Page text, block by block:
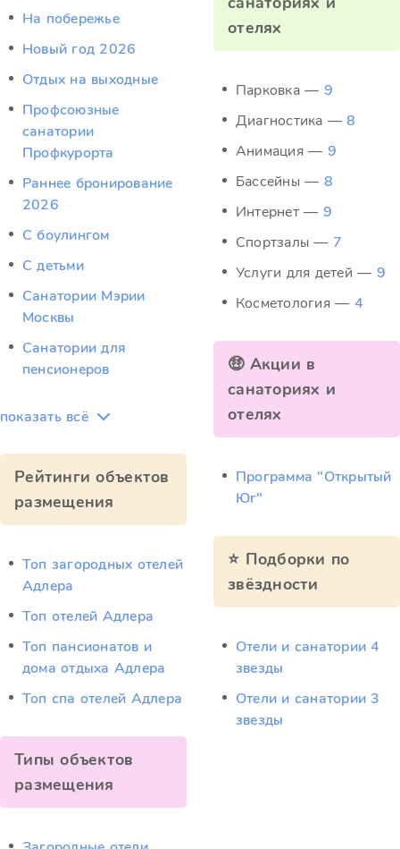
На побережье
Новый год 2026
Отдых на выходные
Профсоюзные
санатории
Профкурорта
Раннее бронирование
2026
С боулингом
С детьми
Санатории Мэрии
Москвы
Санатории для
пенсионеров
показать всё
Рейтинги объектов
размещения
Топ загородных отелей
Адлера
Топ отелей Адлера
Топ пансионатов и
дома отдыха Адлера
Топ спа отелей Адлера
Типы объектов
размещения
отелях
Парковка — 9
Диагностика —8
Анимация — 9
Бассейны — 8
Интернет — 9
Спортзалы — 7
Услуги для детей — 9
Косметология — 4
🤑 Акции в
санаториях и
отелях
Программа "Открытый
Юг"
⭐ Подборки по
звёздности
Отели и санатории 4
звезды
Отели и санатории 3
звезды